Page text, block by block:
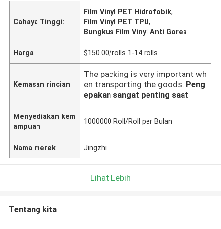
Cahaya Tinggi:
Film Vinyl PET Hidrofobik,
Film Vinyl PET TPU,
Bungkus Film Vinyl Anti Gores
Harga $150.00/rolls 1-14 rolls
Kemasan rincian
The packing is very important wh
en transporting the goods. Peng
epakan sangat penting saat
Menyediakan kem
ampuan
1000000 Roll/Roll per Bulan
Nama merek Jingzhi
Lihat Lebih
Tentang kita